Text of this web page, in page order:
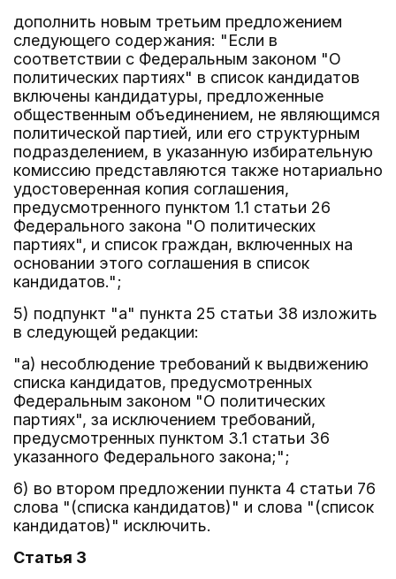
дополнить новым третьим предложением
следующего содержания: "Если в
соответствии с Федеральным законом "О
политических партиях" в список кандидатов
включены кандидатуры, предложенные
общественным объединением, не являющимся
политической партией, или его структурным
подразделением, в указанную избирательную
комиссию представляются также нотариально
удостоверенная копия соглашения,
предусмотренного пунктом 1.1 статьи 26
Федерального закона "О политических
партиях", и список граждан, включенных на
основании этого соглашения в список
кандидатов.";
5) подпункт "а" пункта 25 статьи 38 изложить
в следующей редакции:
"а) несоблюдение требований к выдвижению
списка кандидатов, предусмотренных
Федеральным законом "О политических
партиях", за исключением требований,
предусмотренных пунктом 3.1 статьи 36
указанного Федерального закона;";
6) во втором предложении пункта 4 статьи 76
слова "(списка кандидатов)" и слова "(список
кандидатов)" исключить.
Статья 3